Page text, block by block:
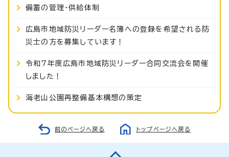
備蓄の管理・供給体制
広島市地域防災リーダー名簿への登録を希望される防
災士の方を募集しています！
令和7年度広島市地域防災リーダー合同交流会を開催
しました！
海老山公園再整備基本構想の策定
前のページへ戻る トップページへ戻る